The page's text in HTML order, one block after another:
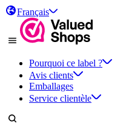
Français
Pourquoi ce label ?
Avis clients
Emballages
Service clientèle